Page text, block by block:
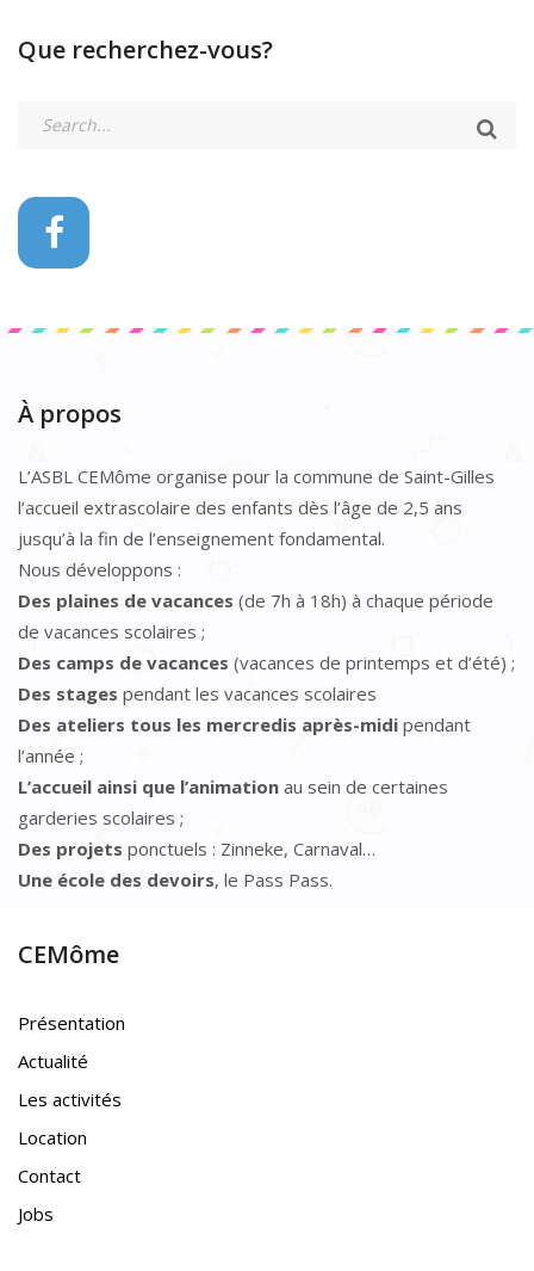
Que recherchez-vous?
À propos
L’ASBL CEMôme organise pour la commune de Saint-Gilles
l’accueil extrascolaire des enfants dès l’âge de 2,5 ans
jusqu’à la fin de l’enseignement fondamental.
Nous développons :
Des plaines de vacances (de 7h à 18h) à chaque période
de vacances scolaires ;
Des camps de vacances (vacances de printemps et d’été) ;
Des stages pendant les vacances scolaires
Des ateliers tous les mercredis après-midi pendant
l’année ;
L’accueil ainsi que l’animation au sein de certaines
garderies scolaires ;
Des projets ponctuels : Zinneke, Carnaval…
Une école des devoirs, le Pass Pass.
CEMôme
Présentation
Actualité
Les activités
Location
Contact
Jobs